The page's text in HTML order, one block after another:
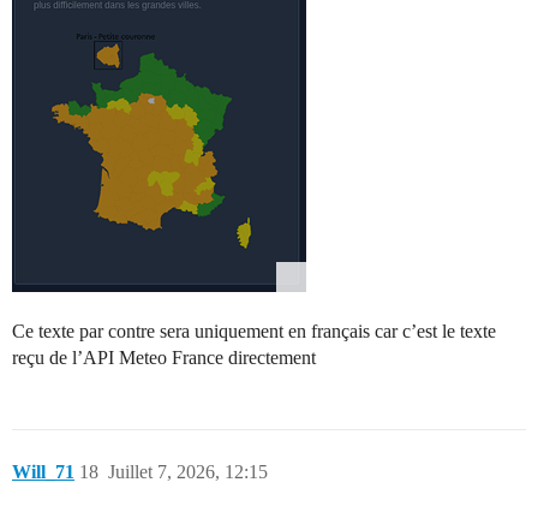
Ce texte par contre sera uniquement en français car c’est le texte
reçu de l’API Meteo France directement
Will_71 Juillet 7, 2026, 12:15
18